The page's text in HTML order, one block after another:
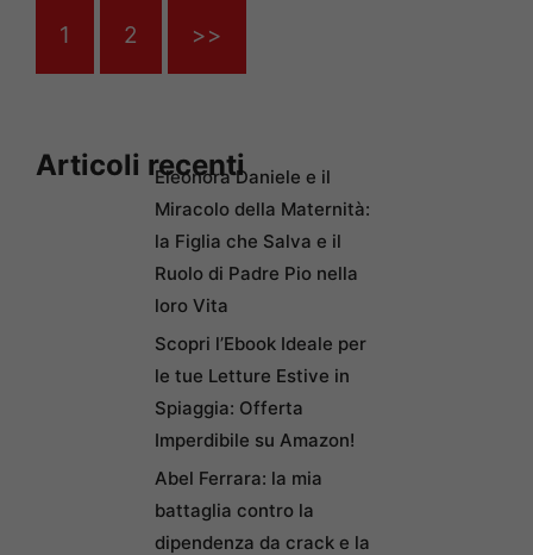
1 2 >>
Articoli recentiEleonora Daniele e il
Miracolo della Maternità:
la Figlia che Salva e il
Ruolo di Padre Pio nella
loro Vita
Scopri l’Ebook Ideale per
le tue Letture Estive in
Spiaggia: Offerta
Imperdibile su Amazon!
Abel Ferrara: la mia
battaglia contro la
dipendenza da crack e la